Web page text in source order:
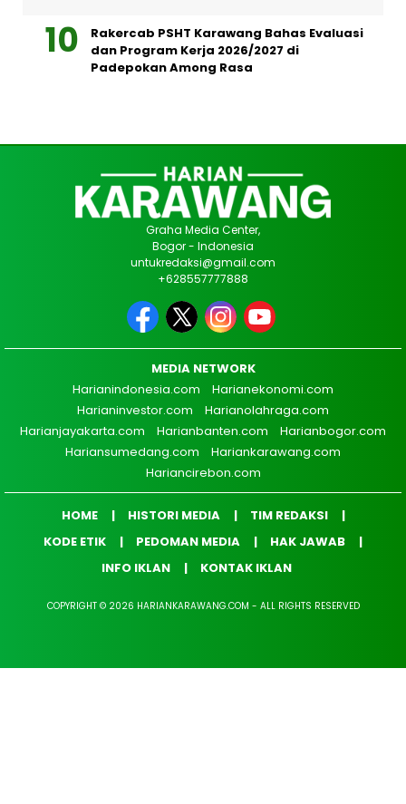
Rakercab PSHT Karawang Bahas Evaluasi
dan Program Kerja 2026/2027 di
Padepokan Among Rasa
Graha Media Center,
Bogor - Indonesia
untukredaksi@gmail.com
+628557777888
MEDIA NETWORK
Harianindonesia.com
Harianekonomi.com
Harianinvestor.com
Harianolahraga.com
Harianjayakarta.com
Harianbanten.com
Harianbogor.com
Hariansumedang.com
Hariankarawang.com
Hariancirebon.com
HOME HISTORI MEDIA
TIM REDAKSI
KODE ETIK
PEDOMAN MEDIA
HAK JAWAB
INFO IKLAN
KONTAK IKLAN
COPYRIGHT © 2026 HARIANKARAWANG.COM - ALL RIGHTS RESERVED